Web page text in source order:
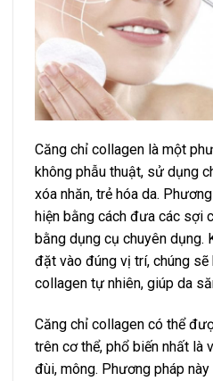
Căng chỉ collagen là một
không phẫu thuật, sử dụng
xóa nhăn, trẻ hóa da.
hiện bằng cách đưa các sợi
bằng dụng cụ chuyên dụng.
đặt vào đúng vị trí, chúng
collagen tự nhiên, giúp da
Căng chỉ collagen có thể
trên cơ thể, phổ biến nhất là
đùi, mông. Phương pháp